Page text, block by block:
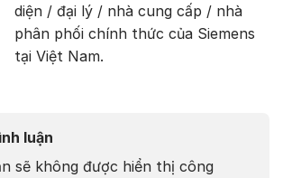
diện / đại lý / nhà cung cấp / nhà
phân phối chính thức của Siemens
tại Việt Nam.
luận
sẽ không được hiển thị công